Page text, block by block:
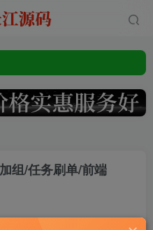
组/任务刷单/前端